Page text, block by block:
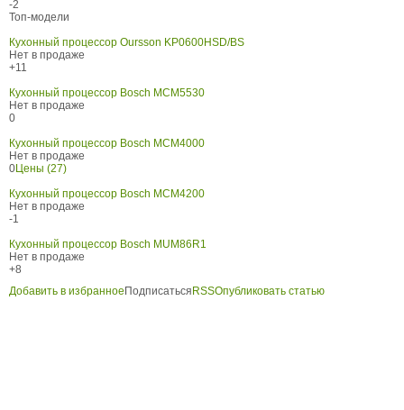
-2
Топ-модели
Кухонный процессор Oursson KP0600HSD/BS
Нет в продаже
+11
Кухонный процессор Bosch MCM5530
Нет в продаже
0
Кухонный процессор Bosch MCM4000
Нет в продаже
0Цены (27)
Кухонный процессор Bosch MCM4200
Нет в продаже
-1
Кухонный процессор Bosch MUM86R1
Нет в продаже
+8
Добавить в избранноеПодписатьсяRSSОпубликовать статью